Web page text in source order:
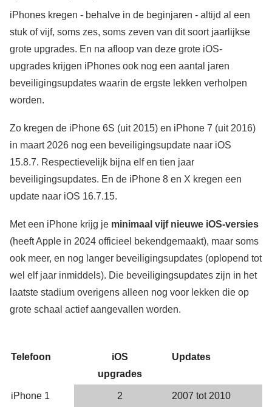
iPhones kregen - behalve in de beginjaren - altijd al een
stuk of vijf, soms zes, soms zeven van dit soort jaarlijkse
grote upgrades. En na afloop van deze grote iOS-
upgrades krijgen iPhones ook nog een aantal jaren
beveiligingsupdates waarin de ergste lekken verholpen
worden.
Zo kregen de iPhone 6S (uit 2015) en iPhone 7 (uit 2016)
in maart 2026 nog een beveiligingsupdate naar iOS
15.8.7. Respectievelijk bijna elf en tien jaar
beveiligingsupdates. En de iPhone 8 en X kregen een
update naar iOS 16.7.15.
Met een iPhone krijg je minimaal vijf nieuwe iOS-versies
(heeft Apple in 2024 officieel bekendgemaakt), maar soms
ook meer, en nog langer beveiligingsupdates (oplopend tot
wel elf jaar inmiddels). Die beveiligingsupdates zijn in het
laatste stadium overigens alleen nog voor lekken die op
grote schaal actief aangevallen worden.
Telefoon
iOS
upgrades
Updates
iPhone 1 2
2007 tot 2010